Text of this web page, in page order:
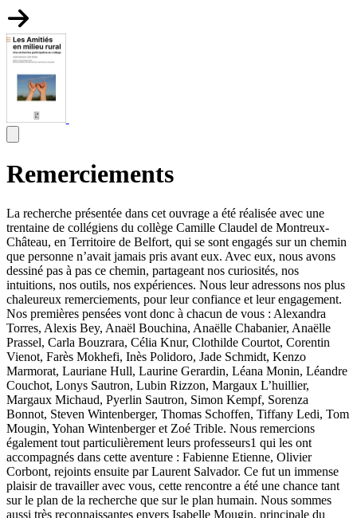
Remerciements
La recherche présentée dans cet ouvrage a été réalisée avec une
trentaine de collégiens du collège Camille Claudel de Montreux-
Château, en Territoire de Belfort, qui se sont engagés sur un chemin
que personne n’avait jamais pris avant eux. Avec eux, nous avons
dessiné pas à pas ce chemin, partageant nos curiosités, nos
intuitions, nos outils, nos expériences. Nous leur adressons nos plus
chaleureux remerciements, pour leur confiance et leur engagement.
Nos premières pensées vont donc à chacun de vous : Alexandra
Torres, Alexis Bey, Anaël Bouchina, Anaëlle Chabanier, Anaëlle
Prassel, Carla Bouzrara, Célia Knur, Clothilde Courtot, Corentin
Vienot, Farès Mokhefi, Inès Polidoro, Jade Schmidt, Kenzo
Marmorat, Lauriane Hull, Laurine Gerardin, Léana Monin, Léandre
Couchot, Lonys Sautron, Lubin Rizzon, Margaux L’huillier,
Margaux Michaud, Pyerlin Sautron, Simon Kempf, Sorenza
Bonnot, Steven Wintenberger, Thomas Schoffen, Tiffany Ledi, Tom
Mougin, Yohan Wintenberger et Zoé Trible. Nous remercions
également tout particulièrement leurs professeurs1 qui les ont
accompagnés dans cette aventure : Fabienne Etienne, Olivier
Corbont, rejoints ensuite par Laurent Salvador. Ce fut un immense
plaisir de travailler avec vous, cette rencontre a été une chance tant
sur le plan de la recherche que sur le plan humain. Nous sommes
aussi très reconnaissantes envers Isabelle Mougin, principale du